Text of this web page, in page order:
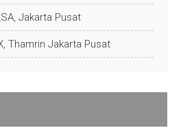
Jakarta Pusat
Thamrin Jakarta Pusat